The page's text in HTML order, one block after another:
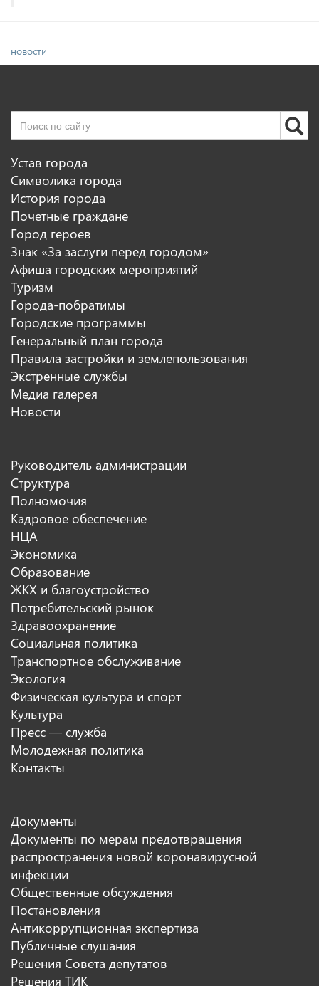
новости
Устав города
Символика города
История города
Почетные граждане
Город героев
Знак «За заслуги перед городом»
Афиша городских мероприятий
Туризм
Города-побратимы
Городские программы
Генеральный план города
Правила застройки и землепользования
Экстренные службы
Медиа галерея
Новости
Руководитель администрации
Структура
Полномочия
Кадровое обеспечение
НЦА
Экономика
Образование
ЖКХ и благоустройство
Потребительский рынок
Здравоохранение
Социальная политика
Транспортное обслуживание
Экология
Физическая культура и спорт
Культура
Пресс — служба
Молодежная политика
Контакты
Документы
Документы по мерам предотвращения
распространения новой коронавирусной
инфекции
Общественные обсуждения
Постановления
Антикоррупционная экспертиза
Публичные слушания
Решения Совета депутатов
Решения ТИК